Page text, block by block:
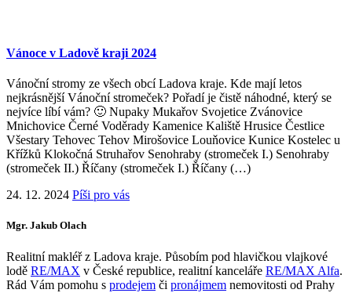
Vánoce v Ladově kraji 2024
Vánoční stromy ze všech obcí Ladova kraje. Kde mají letos
nejkrásnější Vánoční stromeček? Pořadí je čistě náhodné, který se
nejvíce líbí vám? 🙂 Nupaky Mukařov Svojetice Zvánovice
Mnichovice Černé Voděrady Kamenice Kaliště Hrusice Čestlice
Všestary Tehovec Tehov Mirošovice Louňovice Kunice Kostelec u
Křížků Klokočná Struhařov Senohraby (stromeček I.) Senohraby
(stromeček II.) Říčany (stromeček I.) Říčany (…)
24. 12. 2024 Píši pro vás
Mgr. Jakub Olach
Realitní makléř z Ladova kraje. Působím pod hlavičkou vlajkové
lodě RE/MAX v České republice, realitní kanceláře RE/MAX Alfa.
Rád Vám pomohu s prodejem či pronájmem nemovitosti od Prahy